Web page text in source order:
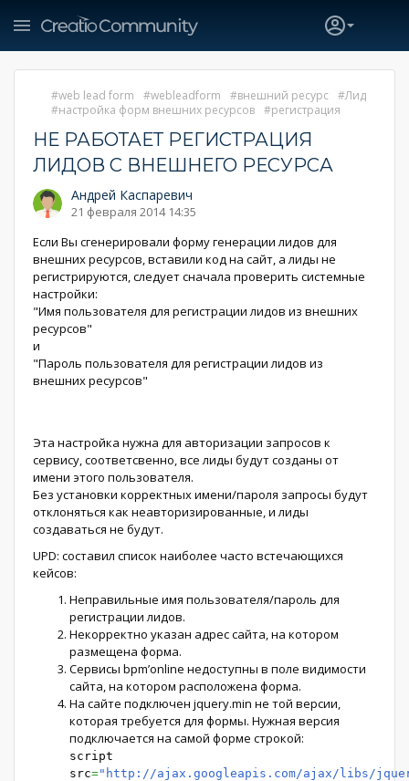
web lead form webleadform внешний ресурс
Лид
настройка форм внешних ресурсов
регистрация
НЕ РАБОТАЕТ РЕГИСТРАЦИЯ
ЛИДОВ С ВНЕШНЕГО РЕСУРСА
Андрей Каспаревич
21 февраля 2014 14:35
Если Вы сгенерировали форму генерации лидов для
внешних ресурсов, вставили код на сайт, а лиды не
регистрируются, следует сначала проверить системные
настройки:
"Имя пользователя для регистрации лидов из внешних
ресурсов"
и
"Пароль пользователя для регистрации лидов из
внешних ресурсов"
Эта настройка нужна для авторизации запросов к
сервису, соответсвенно, все лиды будут созданы от
имени этого пользователя.
Без установки корректных имени/пароля запросы будут
отклоняться как неавторизированные, и лиды
создаваться не будут.
UPD: составил список наиболее часто встечающихся
кейсов:
Неправильные имя пользователя/пароль для
регистрации лидов.
Некорректно указан адрес сайта, на котором
размещена форма.
Сервисы bpm’online недоступны в поле видимости
сайта, на котором расположена форма.
На сайте подключен jquery.min не той версии,
которая требуется для формы. Нужная версия
подключается на самой форме строкой:
script
src="http://ajax.googleapis.com/ajax/libs/